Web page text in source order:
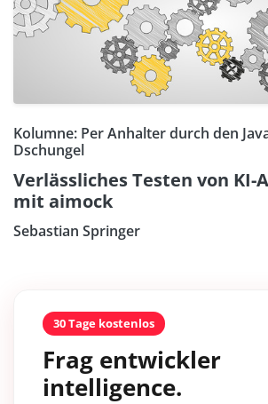
Kolumne: Per Anhalter durch den
Dschungel
Verlässliches Testen von
mit aimock
Sebastian Springer
30 Tage kostenlos
Frag entwickler
intelligence.